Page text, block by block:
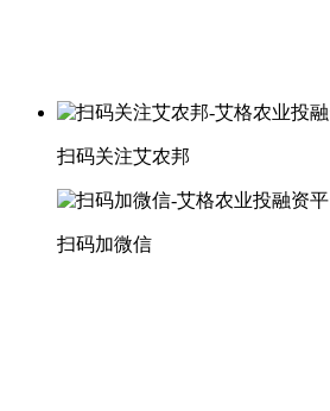
扫码关注艾农邦
扫码加微信